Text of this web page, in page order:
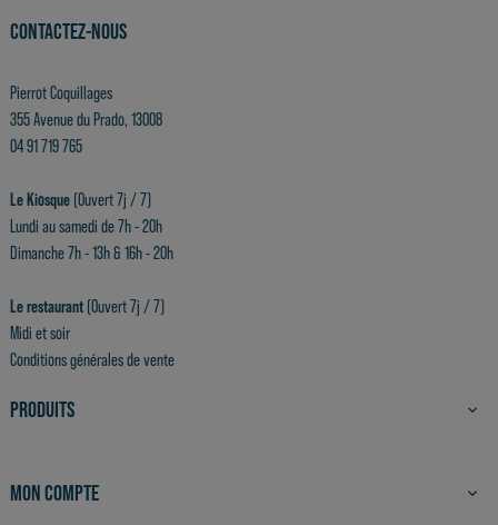
CONTACTEZ-NOUS
Pierrot Coquillages
355 Avenue du Prado, 13008
04 91 719 765
Le Kiosque (Ouvert 7j / 7)
Lundi au samedi de 7h - 20h
Dimanche 7h - 13h & 16h - 20h
Le restaurant (Ouvert 7j / 7)
Midi et soir
Conditions générales de vente
PRODUITS 
MON COMPTE 